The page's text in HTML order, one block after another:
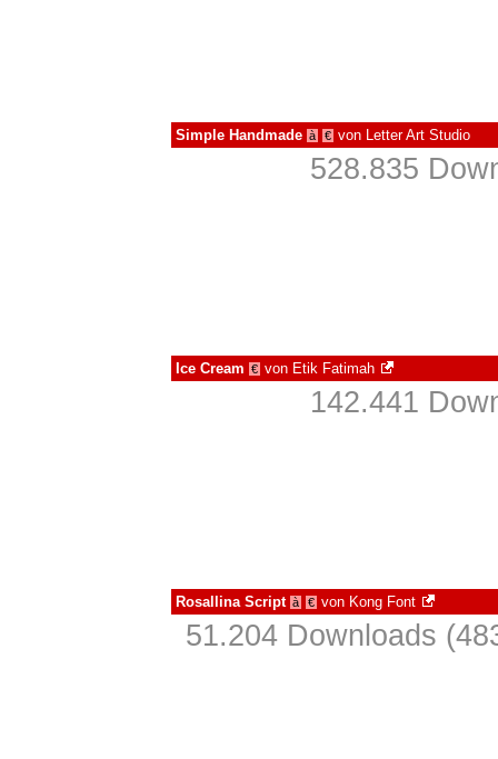
Simple Handmade à € von Letter Art Studio
528.835
Ice Cream € von Etik Fatimah
142.441
Rosallina Script à € von Kong Font
51.204 Downloads